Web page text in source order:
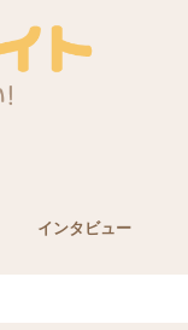
インタビュー